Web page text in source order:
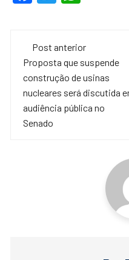
e
b
o
o
k
er s
A
p
p
Navegação
de
post
Post anterior
Proposta que suspende
construção de usinas
nucleares será discutida
audiência pública no
Senado